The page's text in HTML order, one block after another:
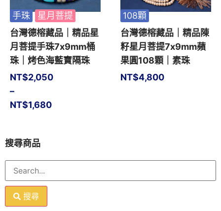
搜尋商品
搜尋
手珠
星月菩提
台灣德榕藏品｜精品星
月菩提手珠7x9mm桶
珠｜烤色海藍寶隔珠
NT$1,680
–
NT$2,050
108顆
台灣德榕藏品｜精品陳
籽星月菩提7x9mm蘋
果圓108顆｜素珠
NT$4,800